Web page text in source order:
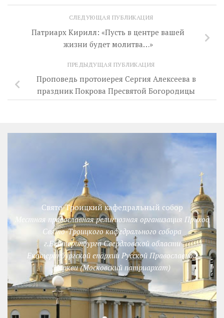
СЛЕДУЮЩАЯ ПУБЛИКАЦИЯ
Патриарх Кирилл: «Пусть в центре вашей
жизни будет молитва…»
ПРЕДЫДУЩАЯ ПУБЛИКАЦИЯ
Проповедь протоиерея Сергия Алексеева в
праздник Покрова Пресвятой Богородицы
Свято-Троицкий кафедральный собор
Местная православная религиозная организация Приход
Свято-Троицкого кафедрального собора
г.Екатеринбурга Свердловской области
Екатеринбургской епархии Русской Православной
Церкви (Московский патриархат)